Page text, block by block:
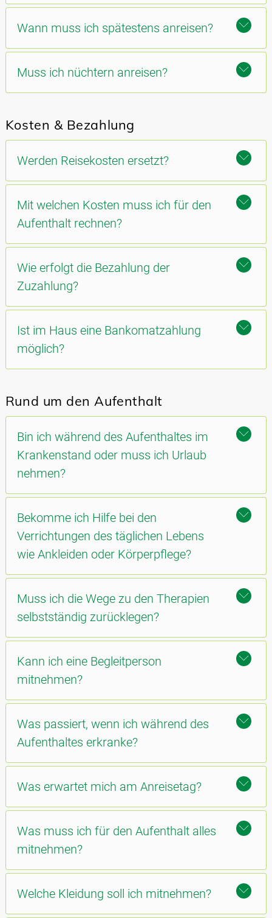
Wann muss ich spätestens anreisen?
Muss ich nüchtern anreisen?
Kosten & Bezahlung
Werden Reisekosten ersetzt?
Mit welchen Kosten muss ich für den
Aufenthalt rechnen?
Wie erfolgt die Bezahlung der
Zuzahlung?
Ist im Haus eine Bankomatzahlung
möglich?
Rund um den Aufenthalt
Bin ich während des Aufenthaltes im
Krankenstand oder muss ich Urlaub
nehmen?
Bekomme ich Hilfe bei den
Verrichtungen des täglichen Lebens
wie Ankleiden oder Körperpflege?
Muss ich die Wege zu den Therapien
selbstständig zurücklegen?
Kann ich eine Begleitperson
mitnehmen?
Was passiert, wenn ich während des
Aufenthaltes erkranke?
Was erwartet mich am Anreisetag?
Was muss ich für den Aufenthalt alles
mitnehmen?
Welche Kleidung soll ich mitnehmen?